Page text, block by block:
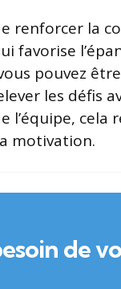
renforcer la
favorise
pouvez
les défis
l’équipe,
motivation.
de